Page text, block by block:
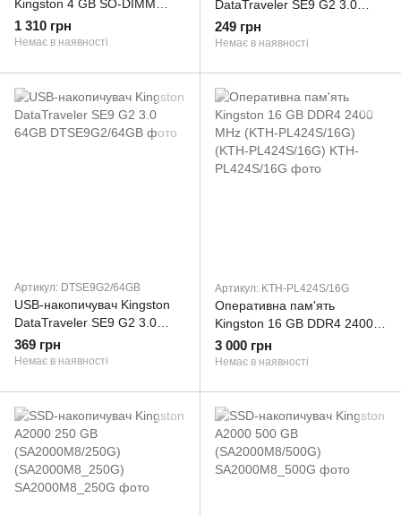
Kingston 4 GB SO-DIMM
DDR4 2400 MHz
(KCP424SS6/4)
1 310 грн
Немає в наявності
DataTraveler SE9 G2 3.0
32GB (DTSE9G2/32GB)
(DTSE9G2_32GB)
249 грн
Немає в наявності
Артикул: DTSE9G2/64GB
USB-накопичувач Kingston
DataTraveler SE9 G2 3.0
64GB
369 грн
Немає в наявності
Артикул: KTH-PL424S/16G
Оперативна пам'ять
Kingston 16 GB DDR4 2400
MHz (KTH-PL424S/16G)
(KTH-PL424S/16G)
3 000 грн
Немає в наявності